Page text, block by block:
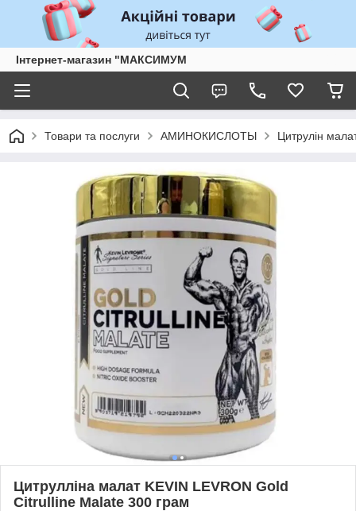
Інтернет-магазин "МАКСИМУМ
Товари та послуги АМИНОКИСЛОТЫ Цитрулін
Цитрулліна малат KEVIN LEVRON Gold
Citrulline Malate 300 грам